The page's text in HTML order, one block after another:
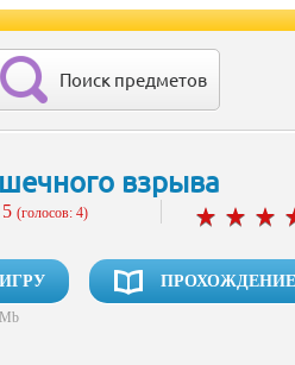
Поиск предметов
взрыва
(голосов: 4)
ПРОХОЖДЕНИЕ